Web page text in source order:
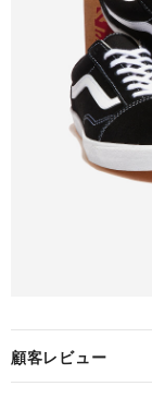
顧客レビュー